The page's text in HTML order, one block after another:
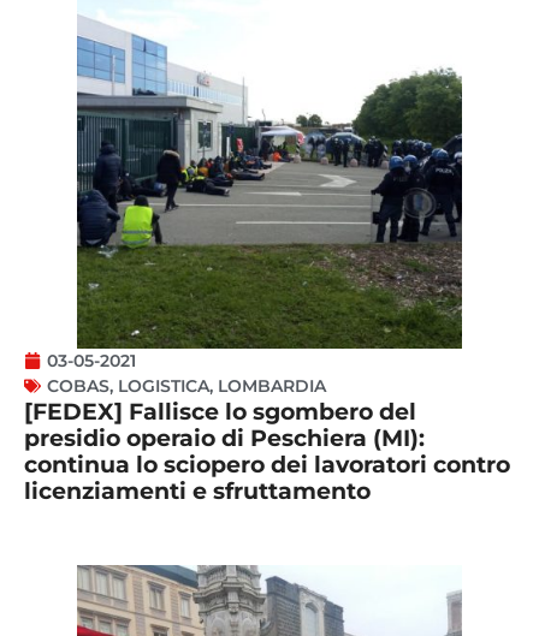
03-05-2021
COBAS, LOGISTICA, LOMBARDIA
[FEDEX] Fallisce lo sgombero del
presidio operaio di Peschiera (MI):
continua lo sciopero dei lavoratori contro
licenziamenti e sfruttamento